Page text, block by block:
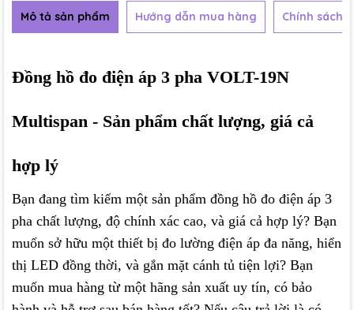
Mô tả sản phẩm Hướng dẫn mua hàng Chính sách
Đồng hồ đo điện áp 3 pha VOLT-19N
Multispan - Sản phẩm chất lượng, giá cả
hợp lý
Bạn đang tìm kiếm một sản phẩm đồng hồ đo điện áp 3
pha chất lượng, độ chính xác cao, và giá cả hợp lý? Bạn
muốn sở hữu một thiết bị đo lường điện áp đa năng, hiển
thị LED đồng thời, và gắn mặt cánh tủ tiện lợi? Bạn
muốn mua hàng từ một hãng sản xuất uy tín, có bảo